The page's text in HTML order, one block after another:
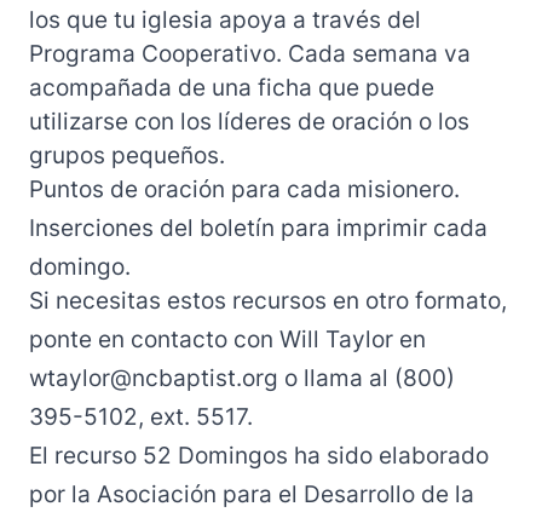
los que tu iglesia apoya a través del
Programa Cooperativo. Cada semana va
acompañada de una ficha que puede
utilizarse con los líderes de oración o los
grupos pequeños.
Puntos de oración para cada misionero.
Inserciones del boletín para imprimir cada
domingo.
Si necesitas estos recursos en otro formato,
ponte en contacto con Will Taylor en
wtaylor@ncbaptist.org o llama al (800)
395-5102, ext. 5517.
El recurso 52 Domingos ha sido elaborado
por la Asociación para el Desarrollo de la